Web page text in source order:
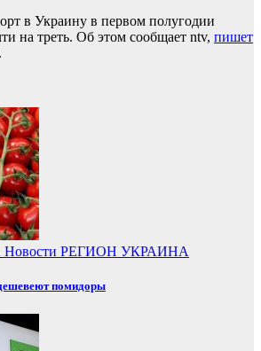
в Украину в первом полугодии
на треть. Об этом сообщает ntv, пишет
Новости РЕГИОН УКРАИНА
помидоры